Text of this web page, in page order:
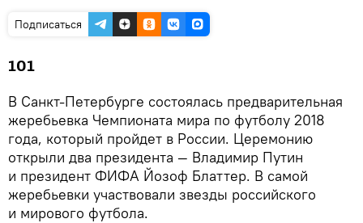
Подписаться
101
В Санкт-Петербурге состоялась предварительная
жеребьевка Чемпионата мира по футболу 2018
года, который пройдет в России. Церемонию
открыли два президента — Владимир Путин
и президент ФИФА Йозоф Блаттер. В самой
жеребьевки участвовали звезды российского
и мирового футбола.